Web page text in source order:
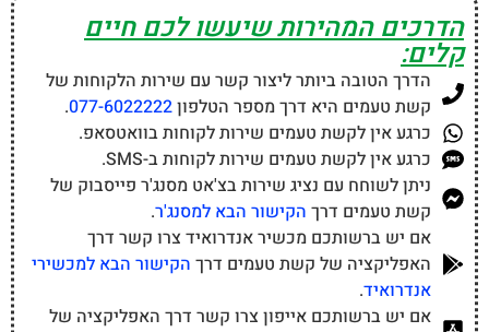
הדרכים המהירות שיעשו לכם חיים
קלים:
הדרך הטובה ביותר ליצור קשר עם שירות הלקוחות של
קשת טעמים היא דרך מספר הטלפון077-6022222
.
כרגע אין לקשת טעמים שירות לקוחות בוואטסאפ.
כרגע אין לקשת טעמים שירות לקוחות ב-SMS.
ניתן לשוחח עם נציג שירות בצ'אט מסנג'ר פייסבוק של
קשת טעמים דרך הקישור הבא למסנג'ר.
אם יש ברשותכם מכשיר אנדרואיד צרו קשר דרך
האפליקציה של קשת טעמים דרך הקישור הבא למכשירי
אנדרואיד.
אם יש ברשותכם אייפון צרו קשר דרך האפליקציה של